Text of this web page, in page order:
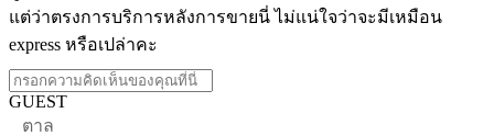
แต่ว่าตรงการบริการหลังการขายนี่ ไม่แน่ใจว่าจะมีเหมือน
express หรือเปล่าคะ
GUEST
ตาล